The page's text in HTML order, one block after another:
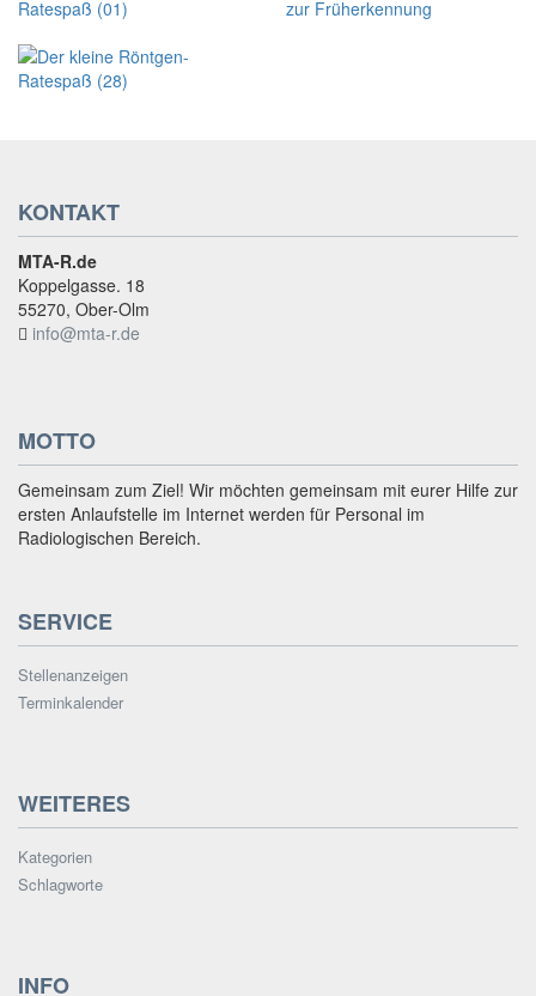
KONTAKT
MTA-R.de
Koppelgasse. 18
55270, Ober-Olm
info@mta-r.de
MOTTO
Gemeinsam zum Ziel! Wir möchten gemeinsam mit eurer Hilfe zur
ersten Anlaufstelle im Internet werden für Personal im
Radiologischen Bereich.
SERVICE
Stellenanzeigen
Terminkalender
WEITERES
Kategorien
Schlagworte
INFO